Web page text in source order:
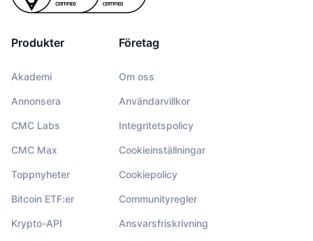
Produkter
Akademi
Annonsera
CMC Labs
CMC Max
Toppnyheter
Bitcoin ETF:er
Krypto-API
Företag
Om oss
Användarvillkor
Integritetspolicy
Cookieinställningar
Cookiepolicy
Communityregler
Ansvarsfriskrivning